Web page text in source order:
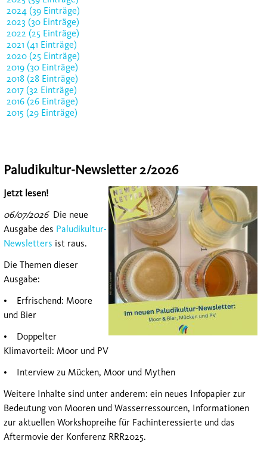
2024 (39 Einträge)
2023 (30 Einträge)
2022 (25 Einträge)
2021 (41 Einträge)
2020 (25 Einträge)
2019 (30 Einträge)
2018 (28 Einträge)
2017 (32 Einträge)
2016 (26 Einträge)
2015 (29 Einträge)
Paludikultur-Newsletter 2/2026
Jetzt lesen!
06/07/2026Die neue
Ausgabe des Paludikultur-
Newsletters ist raus.
Die Themen dieser
Ausgabe:
• Erfrischend: Moore
und Bier
• Doppelter
Klimavorteil: Moor und PV
• Interview zu Mücken, Moor und Mythen
Weitere Inhalte sind unter anderem: ein neues Infopapier zur
Bedeutung von Mooren und Wasserressourcen, Informationen
zur aktuellen Workshopreihe für Fachinteressierte und das
Aftermovie der Konferenz RRR2025.